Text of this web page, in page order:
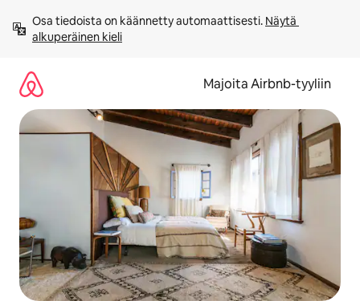
sisältö
väliin
Osa tiedoista on käännetty automaattisesti. Näytä
alkuperäinen kieli
Majoita Airbnb-tyyliin